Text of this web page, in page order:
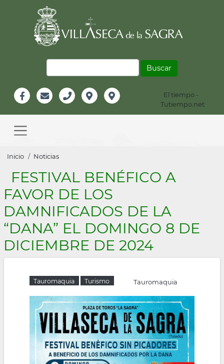
Información
Header
El tiempo -
Tutiempo.net
navigation
Sobrescribir
enlaces
de
ayuda
a
la
navegación
Inicio Noticias
FESTIVAL BENÉFICO A
FAVOR DE LOS
DAMNIFICADOS DE LA
“DANA” EL DOMINGO 8 DE
DICIEMBRE DE 2024
Tauromaquia Turismo Tauromaquia